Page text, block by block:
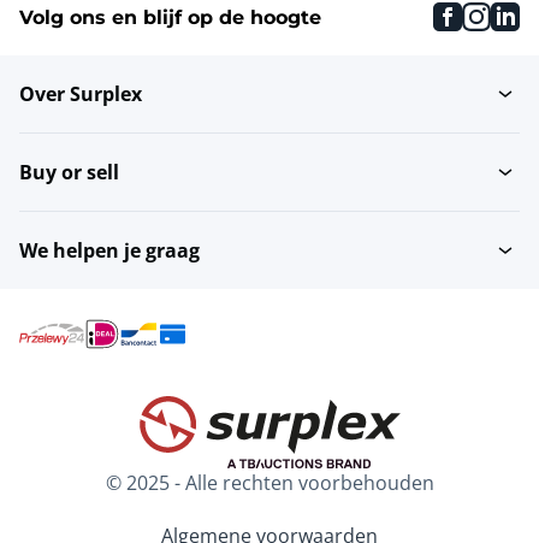
Universele draaibanken
Volg ons en blijf op de hoogte
Over Surplex
Buy or sell
We helpen je graag
© 2025 - Alle rechten voorbehouden
Algemene voorwaarden